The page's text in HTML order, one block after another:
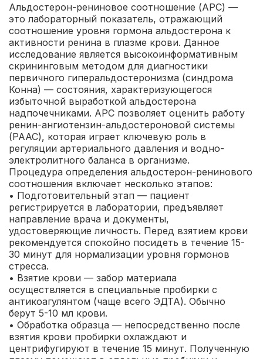
Альдостерон-рениновое соотношение (АРС) —
это лабораторный показатель, отражающий
соотношение уровня гормона альдостерона к
активности ренина в плазме крови. Данное
исследование является высокоинформативным
скрининговым методом для диагностики
первичного гиперальдостеронизма (синдрома
Конна) — состояния, характеризующегося
избыточной выработкой альдостерона
надпочечниками. АРС позволяет оценить работу
ренин-ангиотензин-альдостероновой системы
(РААС), которая играет ключевую роль в
регуляции артериального давления и водно-
электролитного баланса в организме.
Процедура определения альдостерон-ренинового
соотношения включает несколько этапов:
• Подготовительный этап — пациент
регистрируется в лаборатории, предъявляет
направление врача и документы,
удостоверяющие личность. Перед взятием крови
рекомендуется спокойно посидеть в течение 15-
30 минут для нормализации уровня гормонов
стресса.
• Взятие крови — забор материала
осуществляется в специальные пробирки с
антикоагулянтом (чаще всего ЭДТА). Обычно
берут 5-10 мл крови.
• Обработка образца — непосредственно после
взятия крови пробирки охлаждают и
центрифугируют в течение 15 минут. Полученную